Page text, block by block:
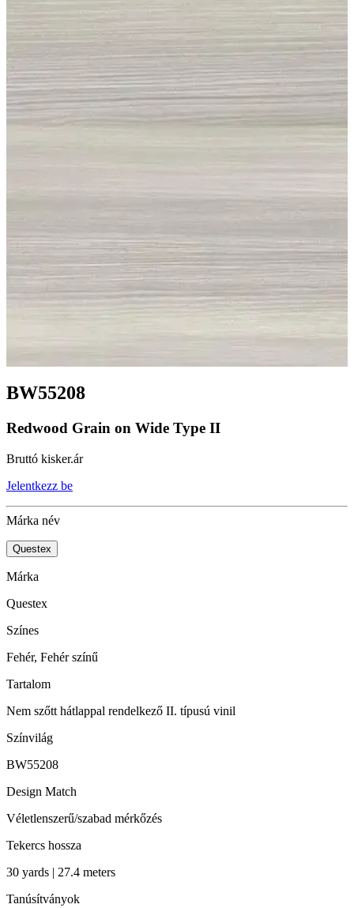
BW55208
Redwood Grain on Wide Type II
Bruttó kisker.ár
Jelentkezz be
Márka név
Questex
Márka
Questex
Színes
Fehér, Fehér színű
Tartalom
Nem szőtt hátlappal rendelkező II. típusú vinil
Színvilág
BW55208
Design Match
Véletlenszerű/szabad mérkőzés
Tekercs hossza
30 yards | 27.4 meters
Tanúsítványok